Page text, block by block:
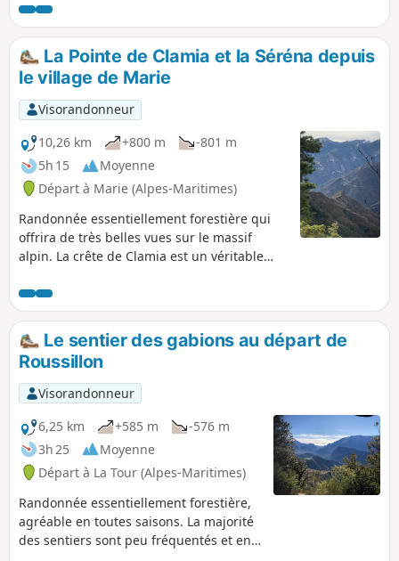
randonnée offre des points de vue
intéressants sur quelques uns des
sommets et villages perchés de la
vallée. Le retour entre la Baisse de
l'Arène et Roussillon s'effectue sur un
sentier très agréable et ombragé, à
travers un itinéraire sauvage. Il nous
offre un très beau panorama sur les
Crêtes du Brec d'Utelle ainsi que sur le
village de la Tour.
La Pointe de Clamia et la Séréna depuis
le village de Marie
Visorandonneur
10,26 km
+800 m
-801 m
5h 15
Moyenne
Départ à Marie (Alpes-Maritimes)
Randonnée essentiellement forestière qui
offrira de très belles vues sur le massif
alpin. La crête de Clamia est un véritable
qui domine la vallée de la Tinée
Le sentier des gabions au départ de
Roussillon
Visorandonneur
6,25 km
+585 m
-576 m
3h 25
Moyenne
Départ à La Tour (Alpes-Maritimes)
Randonnée essentiellement forestière,
agréable en toutes saisons. La majorité
des sentiers sont peu fréquentés et en